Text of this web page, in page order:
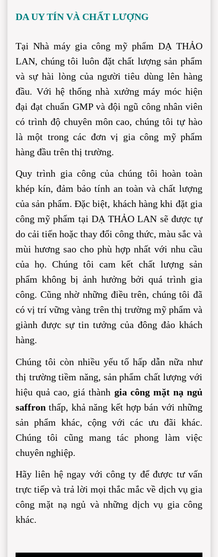
DA UY TÍN VÀ CHẤT LƯỢNG
Tại Nhà máy gia công mỹ phẩm DẠ THẢO
LAN, chúng tôi luôn đặt chất lượng sản phẩm
và sự hài lòng của người tiêu dùng lên hàng
đầu. Với hệ thống nhà xưởng máy móc hiện
đại đạt chuẩn GMP và đội ngũ công nhân viên
có trình độ chuyên môn cao, chúng tôi tự hào
là một trong các đơn vị gia công mỹ phẩm
hàng đầu trên thị trường.
Quy trình gia công của chúng tôi hoàn toàn
khép kín, đảm bảo tính an toàn và chất lượng
của sản phẩm. Đặc biệt, khách hàng khi đặt gia
công mỹ phẩm tại DẠ THẢO LAN sẽ được tự
do cải tiến hoặc thay đổi công thức, màu sắc và
mùi hương sao cho phù hợp nhất với nhu cầu
của họ. Chúng tôi cam kết chất lượng sản
phẩm không bị ảnh hưởng bởi quá trình gia
công. Cũng nhờ những điều trên, chúng tôi đã
có vị trí vững vàng trên thị trường mỹ phẩm và
giành được sự tin tưởng của đông đảo khách
hàng.
Chúng tôi còn nhiều yếu tố hấp dẫn nữa như
thị trường tiềm năng, sản phẩm chất lượng với
hiệu quả cao, giá thành gia công mặt nạ ngủ
saffron thấp, khả năng kết hợp bán với những
sản phẩm khác, cộng với các ưu đãi khác.
Chúng tôi cũng mang tác phong làm việc
chuyên nghiệp.
Hãy liên hệ ngay với công ty để được tư vấn
trực tiếp và trả lời mọi thắc mắc về dịch vụ gia
công mặt nạ ngủ và những dịch vụ gia công
khác.